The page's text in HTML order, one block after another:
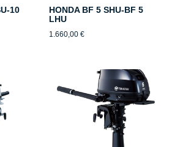
10
HONDA BF 5 SHU-BF 5
LHU
1.660,00 €